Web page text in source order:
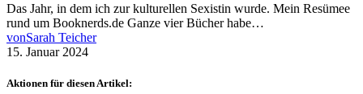
Das Jahr, in dem ich zur kulturellen Sexistin wurde. Mein Resümee
rund um Booknerds.de Ganze vier Bücher habe…
vonSarah Teicher
15. Januar 2024
Aktionen für diesen Artikel: